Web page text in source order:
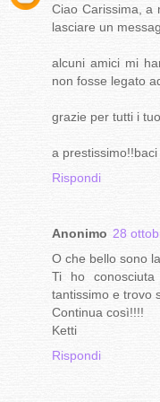
Ciao Carissima, a
lasciare un
alcuni amici mi
non fosse legato
grazie per tutti i
a prestissimo!!baci
Rispondi
Anonimo 28
O che bello sono
Ti ho
tantissimo e trovo
Continua così!!!!
Ketti
Rispondi